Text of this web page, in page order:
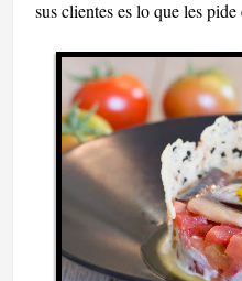
sus clientes es lo que les